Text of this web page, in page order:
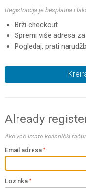
Registracija je besplatna i
Brži checkout
Spremi više adresa
Pogledaj, prati
Already
Ako već imate korisnički
Email adresa
Lozinka